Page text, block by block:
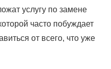
услугу по замене
часто побуждает
от всего, что уже